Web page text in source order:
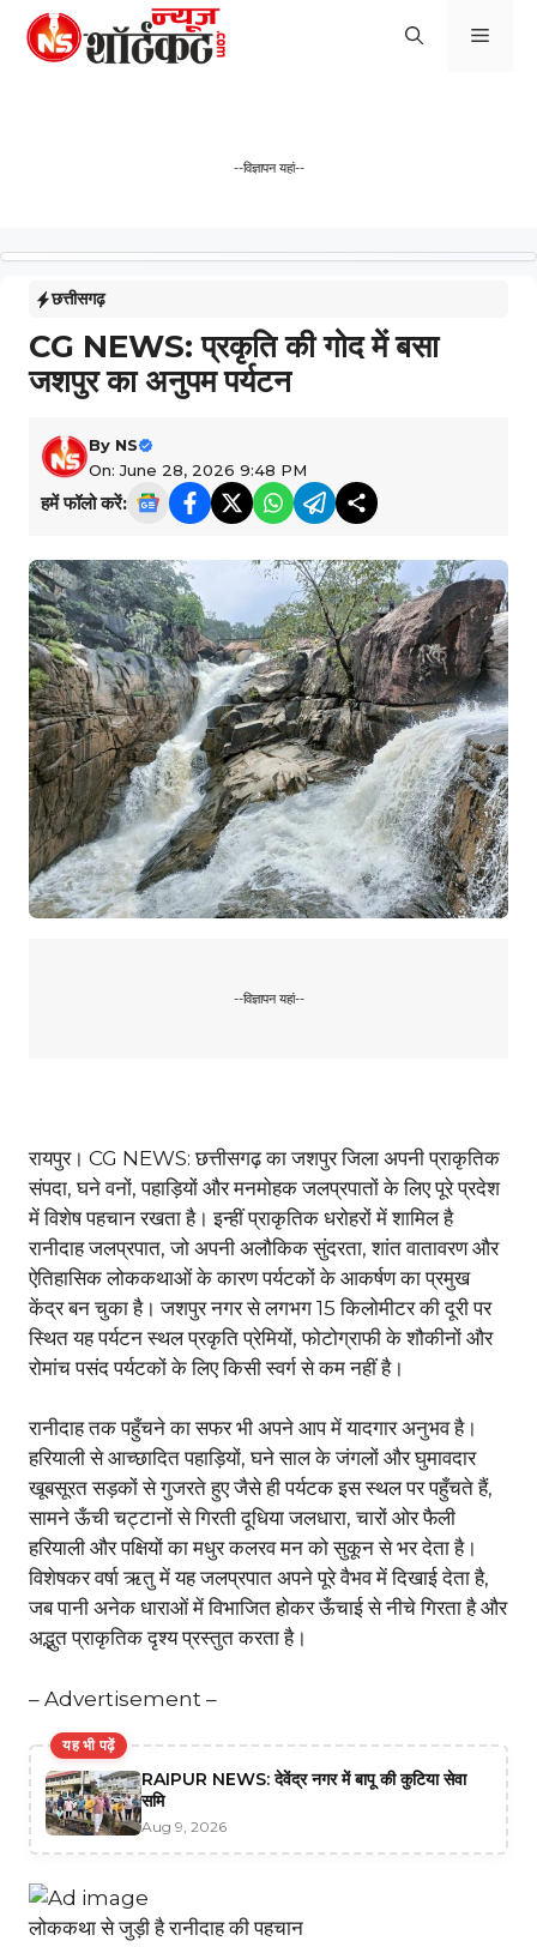
Skip
--विज्ञापन यहां--
छत्तीसगढ़
CG NEWS: प्रकृति की गोद में बसा
जशपुर का अनुपम पर्यटन
By NS
On: June 28, 2026 9:48 PM
हमें फॉलो करें:
--विज्ञापन यहां--
रायपुर। CG NEWS: छत्तीसगढ़ का जशपुर जिला अपनी प्राकृतिक
संपदा, घने वनों, पहाड़ियों और मनमोहक जलप्रपातों के लिए पूरे प्रदेश
में विशेष पहचान रखता है। इन्हीं प्राकृतिक धरोहरों में शामिल है
रानीदाह जलप्रपात, जो अपनी अलौकिक सुंदरता, शांत वातावरण और
ऐतिहासिक लोककथाओं के कारण पर्यटकों के आकर्षण का प्रमुख
केंद्र बन चुका है। जशपुर नगर से लगभग 15 किलोमीटर की दूरी पर
स्थित यह पर्यटन स्थल प्रकृति प्रेमियों, फोटोग्राफी के शौकीनों और
रोमांच पसंद पर्यटकों के लिए किसी स्वर्ग से कम नहीं है।
रानीदाह तक पहुँचने का सफर भी अपने आप में यादगार अनुभव है।
हरियाली से आच्छादित पहाड़ियों, घने साल के जंगलों और घुमावदार
खूबसूरत सड़कों से गुजरते हुए जैसे ही पर्यटक इस स्थल पर पहुँचते हैं,
सामने ऊँची चट्टानों से गिरती दूधिया जलधारा, चारों ओर फैली
हरियाली और पक्षियों का मधुर कलरव मन को सुकून से भर देता है।
विशेषकर वर्षा ऋतु में यह जलप्रपात अपने पूरे वैभव में दिखाई देता है,
जब पानी अनेक धाराओं में विभाजित होकर ऊँचाई से नीचे गिरता है और
अद्भुत प्राकृतिक दृश्य प्रस्तुत करता है।
– Advertisement –
यह भी पढ़ें
RAIPUR NEWS: देवेंद्र नगर में बापू की कुटिया सेवा
समि
Aug 9, 2026
लोककथा से जुड़ी है रानीदाह की पहचान